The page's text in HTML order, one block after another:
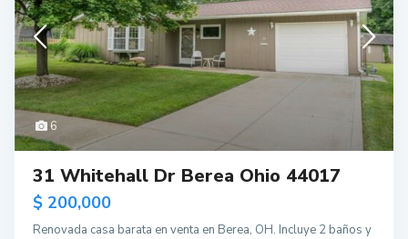
6
31 Whitehall Dr Berea Ohio 44017
$ 200,000
Renovada casa barata en venta en Berea, OH. Incluye 2 baños y